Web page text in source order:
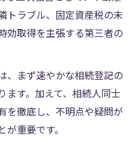
トラブル、固定資産税の未
効取得を主張する第三者の
、まず速やかな相続登記の
ます。加えて、相続人同士
を徹底し、不明点や疑問が
重要です。